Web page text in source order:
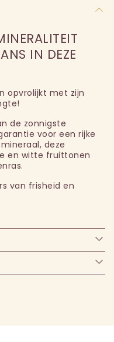
IN DEZE
opvrolijkt met zijn
de zonnigste
voor een rijke
deze
en witte fruittonen
van frisheid en